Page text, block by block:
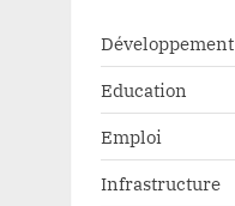
Développement
Education
Emploi
Infrastructure